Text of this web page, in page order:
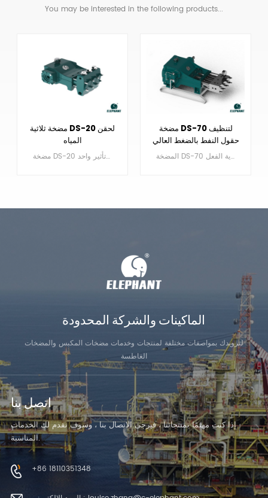
You may be interested in the following products...
مضخة DS-70 لتنظيف
حقول النفط بالضغط العالي
لتعدين الفحم
المضخة DS-70 عبارة عن مضخة غطاس ترددية ثلاثية المفعول أحادية الفعل.
معدات مضخة الغطاس
DS-45 لحقن المياه
مضخة DS-45 عبارة عن مضخة مكبس ترددي ثلاثية المفعول ذات تأثير واحد.
الماكينات والشركة المحدودة
لتزويدك بمواصفات مختلفة لمنتجات وخدمات مضخات المكبس والمضخات
الغاطسة
اتصل بنا
إذا كنت مهتمًا بمنتجاتنا ، فيرجى الاتصال بنا ، وسوف نقدم لك الخدمات
المناسبة.
+86 18110351348